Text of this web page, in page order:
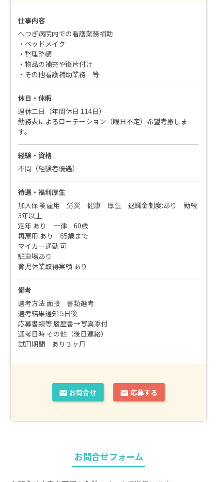
仕事内容
へつぎ病院内での看護業務補助
・ベッドメイク
・整理整頓
・物品の補充や後片付け
・その他看護補助業務 等
休日・休暇
週休二日（年間休日 114日）
勤務表によるローテーション（曜日不定）希望考慮しま
す。
経験・資格
不問（経験者優遇）
待遇・福利厚生
加入保険 雇用 労災 健康 厚生 退職金制度:あり 勤続
3年以上
定年 あり 一律 60歳
再雇用 あり 65歳まで
マイカー通勤 可
駐車場あり
育児休業取得実績 あり
備考
選考方法 面接 書類選考
選考結果通知 5日後
応募書類等 履歴書→写真添付
選考日時 その他（後日連絡）
試用期間 あり３ヶ月
お問合せ 応募する
お問合せフォーム